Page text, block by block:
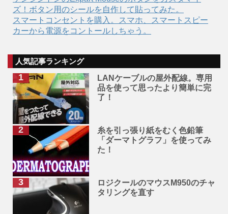
ズ！ボタン用のシールを自作して貼ってみた。
スマートコンセントを購入。スマホ、スマートスピー
カーから電源をコントールしちゃう。
人気記事ランキング
LANケーブルの屋外配線。専用
品を使って思ったより簡単に完
了！
糸を引っ張り紙をむく色鉛筆
「ダーマトグラフ」を使ってみ
た！
ロジクールのマウスM950のチャ
タリングを直す